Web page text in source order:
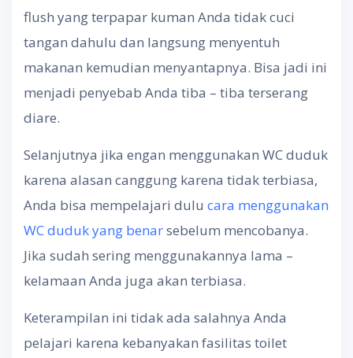
flush yang terpapar kuman Anda tidak cuci
tangan dahulu dan langsung menyentuh
makanan kemudian menyantapnya. Bisa jadi ini
menjadi penyebab Anda tiba – tiba terserang
diare.
Selanjutnya jika engan menggunakan WC duduk
karena alasan canggung karena tidak terbiasa,
Anda bisa mempelajari dulu cara menggunakan
WC duduk yang benarsebelum mencobanya.
Jika sudah sering menggunakannya lama –
kelamaan Anda juga akan terbiasa.
Keterampilan ini tidak ada salahnya Anda
pelajari karena kebanyakan fasilitas toilet